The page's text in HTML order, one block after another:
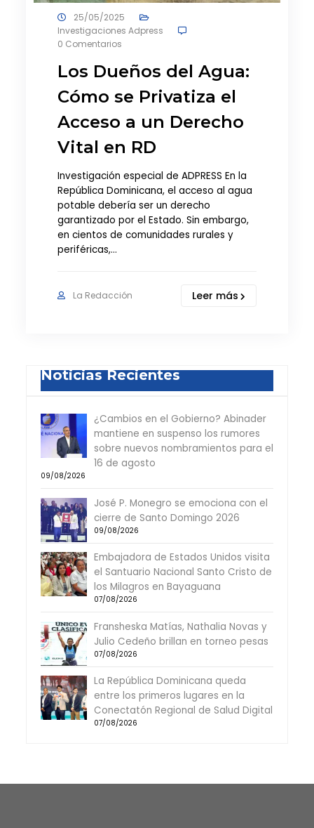
25/05/2025
Investigaciones Adpress
0 Comentarios
Los Dueños del Agua:
Cómo se Privatiza el
Acceso a un Derecho
Vital en RD
Investigación especial de ADPRESS En la
República Dominicana, el acceso al agua
potable debería ser un derecho
garantizado por el Estado. Sin embargo,
en cientos de comunidades rurales y
periféricas,…
La Redacción Leer más
Noticias Recientes
¿Cambios en el Gobierno? Abinader
mantiene en suspenso los rumores
sobre nuevos nombramientos para el
16 de agosto
09/08/2026
José P. Monegro se emociona con el
cierre de Santo Domingo 2026
09/08/2026
Embajadora de Estados Unidos visita
el Santuario Nacional Santo Cristo de
los Milagros en Bayaguana
07/08/2026
Fransheska Matías, Nathalia Novas y
Julio Cedeño brillan en torneo pesas
07/08/2026
La República Dominicana queda
entre los primeros lugares en la
Conectatón Regional de Salud Digital
07/08/2026